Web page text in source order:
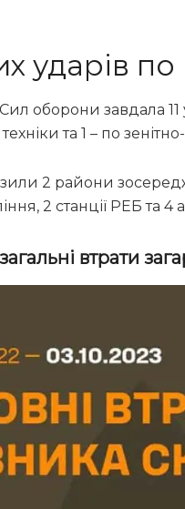
ударів по
оборони завдала
та 1 – по
2 райони
2 станції РЕБ та
втрати